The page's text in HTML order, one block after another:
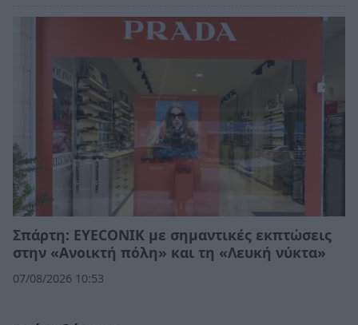
Σπάρτη: EYECONIK με σημαντικές εκπτώσεις
στην «Ανοικτή πόλη» και τη «Λευκή νύκτα»
07/08/2026 10:53